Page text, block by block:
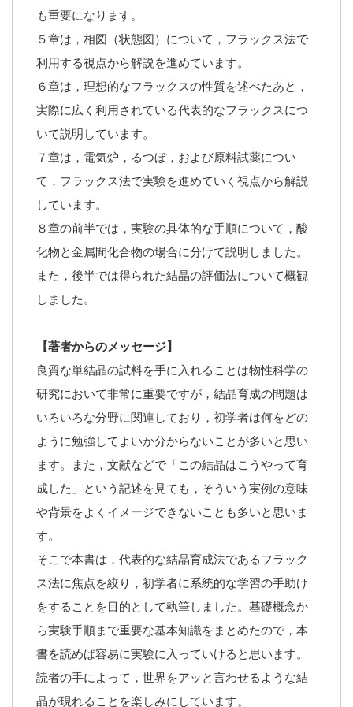
も重要になります。
５章は，相図（状態図）について，フラックス法で
利用する視点から解説を進めています。
６章は，理想的なフラックスの性質を述べたあと，
実際に広く利用されている代表的なフラックスにつ
いて説明しています。
７章は，電気炉，るつぼ，および原料試薬につい
て，フラックス法で実験を進めていく視点から解説
しています。
８章の前半では，実験の具体的な手順について，酸
化物と金属間化合物の場合に分けて説明しました。
また，後半では得られた結晶の評価法について概観
しました。
【著者からのメッセージ】
良質な単結晶の試料を手に入れることは物性科学の
研究において非常に重要ですが，結晶育成の問題は
いろいろな分野に関連しており，初学者は何をどの
ように勉強してよいか分からないことが多いと思い
ます。また，文献などで「この結晶はこうやって育
成した」という記述を見ても，そういう実例の意味
や背景をよくイメージできないことも多いと思いま
す。
そこで本書は，代表的な結晶育成法であるフラック
ス法に焦点を絞り，初学者に系統的な学習の手助け
をすることを目的として執筆しました。基礎概念か
ら実験手順まで重要な基本知識をまとめたので，本
書を読めば容易に実験に入っていけると思います。
読者の手によって，世界をアッと言わせるような結
晶が現れることを楽しみにしています。